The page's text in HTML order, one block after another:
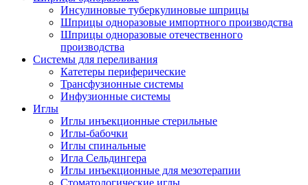
Инсулиновые туберкулиновые шприцы
Шприцы одноразовые импортного производства
Шприцы одноразовые отечественного
производства
Системы для переливания
Катетеры периферические
Трансфузионные системы
Инфузионные системы
Иглы
Иглы инъекционные стерильные
Иглы-бабочки
Иглы спинальные
Игла Сельдингера
Иглы инъекционные для мезотерапии
Стоматологические иглы